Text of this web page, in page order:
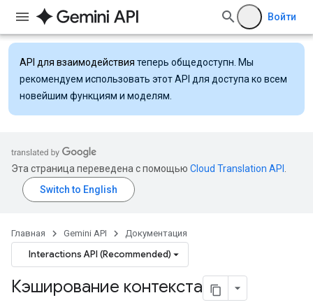
Войти
API для взаимодействия теперь общедоступн. Мы
рекомендуем использовать этот API для доступа ко всем
новейшим функциям и моделям.
Эта страница переведена с помощью Cloud Translation API
Главная Gemini API Документация
Interactions API (Recommended)
Кэширование контекста